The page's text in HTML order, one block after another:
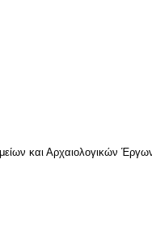
και Αρχαιολογικών